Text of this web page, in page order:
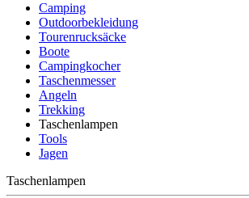
Camping
Outdoorbekleidung
Tourenrucksäcke
Boote
Campingkocher
Taschenmesser
Angeln
Trekking
Taschenlampen
Tools
Jagen
Taschenlampen